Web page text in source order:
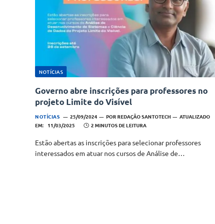
NOTÍCIAS
Governo abre inscrições para professores no
projeto Limite do Visível
NOTÍCIAS 25/09/2024 PORREDAÇÃO SANTOTECH
ATUALIZADO
EM: 11/03/2025 2 MINUTOS DE LEITURA
Estão abertas as inscrições para selecionar professores
interessados em atuar nos cursos de Análise de…